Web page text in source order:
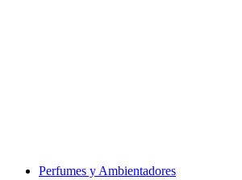
Perfumes y Ambientadores